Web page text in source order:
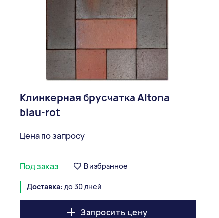
Клинкерная брусчатка Altona
blau-rot
Цена по запросу
Под заказ В избранное
Доставка: до 30 дней
Запросить цену